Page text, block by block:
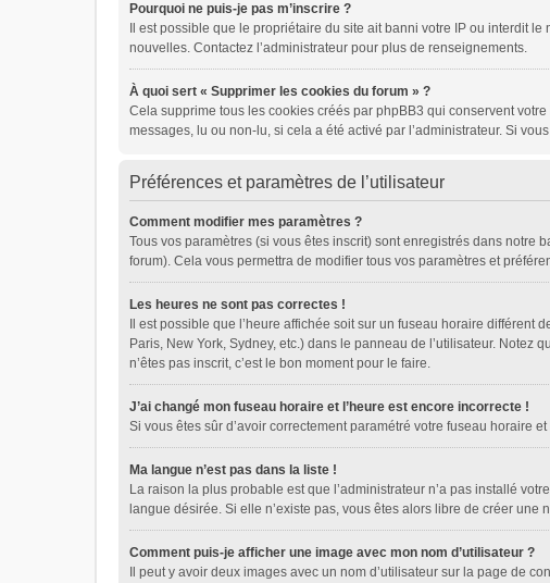
Pourquoi ne puis-je pas m’inscrire ?
Il est possible que le propriétaire du site ait banni votre IP ou interdit
nouvelles. Contactez l’administrateur pour plus de renseignements.
À quoi sert « Supprimer les cookies du forum » ?
Cela supprime tous les cookies créés par phpBB3 qui conservent
messages, lu ou non-lu, si cela a été activé par l’administrateur. Si
Préférences et paramètres de l’utilisateur
Comment modifier mes paramètres ?
Tous vos paramètres (si vous êtes inscrit) sont enregistrés dans notre
forum). Cela vous permettra de modifier tous vos paramètres et
Les heures ne sont pas correctes !
Il est possible que l’heure affichée soit sur un fuseau horaire
Paris, New York, Sydney, etc.) dans le panneau de l’utilisateur.
n’êtes pas inscrit, c’est le bon moment pour le faire.
J’ai changé mon fuseau horaire et l’heure est encore incorrecte !
Si vous êtes sûr d’avoir correctement paramétré votre fuseau horaire
Ma langue n’est pas dans la liste !
La raison la plus probable est que l’administrateur n’a pas installé
langue désirée. Si elle n’existe pas, vous êtes alors libre de créer
Comment puis-je afficher une image avec mon nom d’utilisateur ?
Il peut y avoir deux images avec un nom d’utilisateur sur la page de